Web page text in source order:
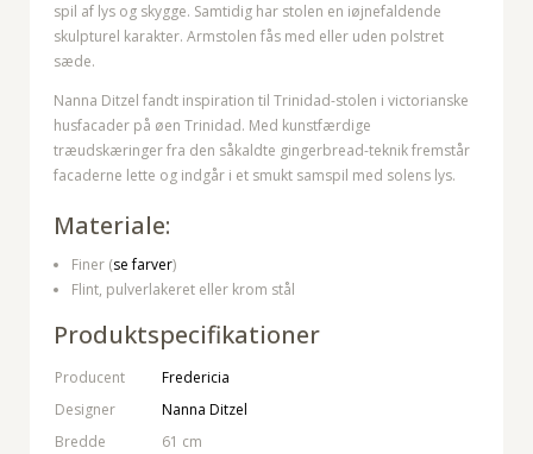
spil af lys og skygge. Samtidig har stolen en iøjnefaldende
skulpturel karakter. Armstolen fås med eller uden polstret
sæde.
Nanna Ditzel fandt inspiration til Trinidad-stolen i victorianske
husfacader på øen Trinidad. Med kunstfærdige
træudskæringer fra den såkaldte gingerbread-teknik fremstår
facaderne lette og indgår i et smukt samspil med solens lys.
Materiale:
Finer (se farver)
Flint, pulverlakeret eller krom stål
Produktspecifikationer
Producent
Fredericia
Designer
Nanna Ditzel
Bredde
61 cm